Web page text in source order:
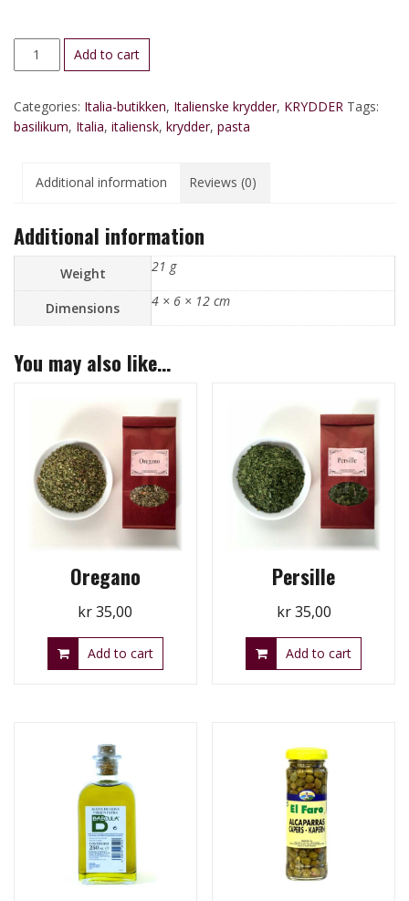
Basilikum
quantity
Add to cart
Categories: Italia-butikken, Italienske krydder, KRYDDER Tags:
basilikum, Italia, italiensk, krydder, pasta
Additional information Reviews (0)
Additional information
Weight 21 g
Dimensions 4 × 6 × 12 cm
You may also like…
Oregano
kr35,00
Add to cart
Persille
kr35,00
Add to cart